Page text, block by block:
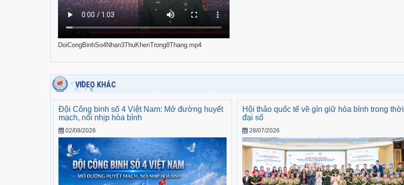
DoiCongBinhSo4Nhan3ThuKhenTrong8Thang.mp4
VIDEO KHÁC
Đội Công binh số 4 Việt Nam: Mở đường huyết
mạch, nối nhịp hòa bình
02/08/2026
Hội thảo quốc tế về gìn giữ hòa bình trong thời
đại số
28/07/2026